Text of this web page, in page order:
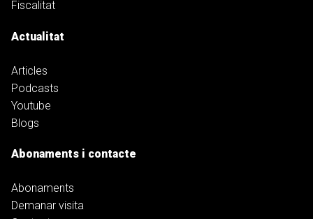
Fiscalitat
Actualitat
Articles
Podcasts
Youtube
Blogs
Abonaments i contacte
Abonaments
Demanar visita